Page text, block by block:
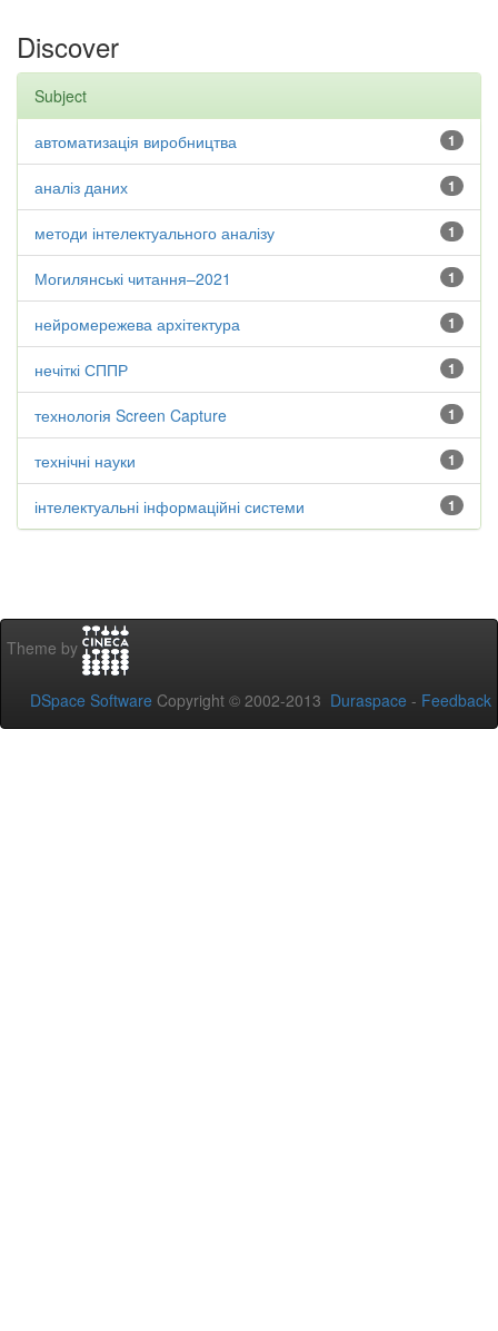
Discover
Subject
1
автоматизація виробництва
1
аналіз даних
1
методи інтелектуального аналізу
1
Могилянські читання–2021
1
нейромережева архітектура
1
нечіткі СППР
1
технологія Screen Capture
1
технічні науки
1
інтелектуальні інформаційні системи
Theme by
DSpace Software Copyright © 2002-2013 Duraspace - Feedback